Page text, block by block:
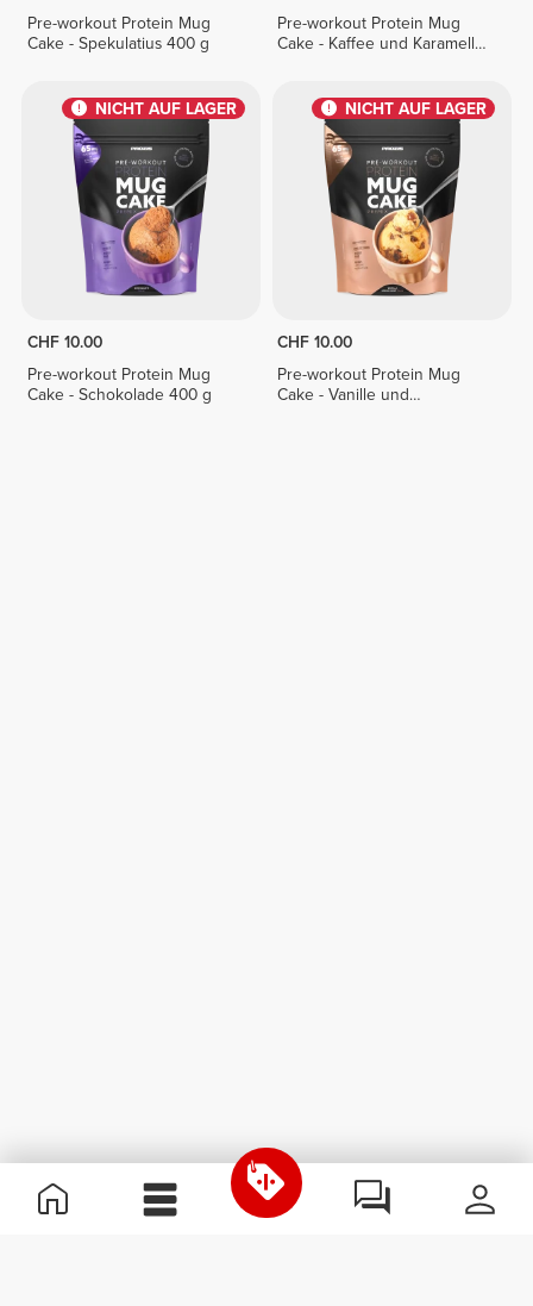
Pre-workout Protein Mug
Cake - Spekulatius 400 g
Pre-workout Protein Mug
Cake - Kaffee und Karamell
NICHT AUF LAGER
CHF 10.00
Pre-workout Protein Mug
Cake - Schokolade 400 g
NICHT AUF LAGER
CHF 10.00
Pre-workout Protein Mug
Cake - Vanille und